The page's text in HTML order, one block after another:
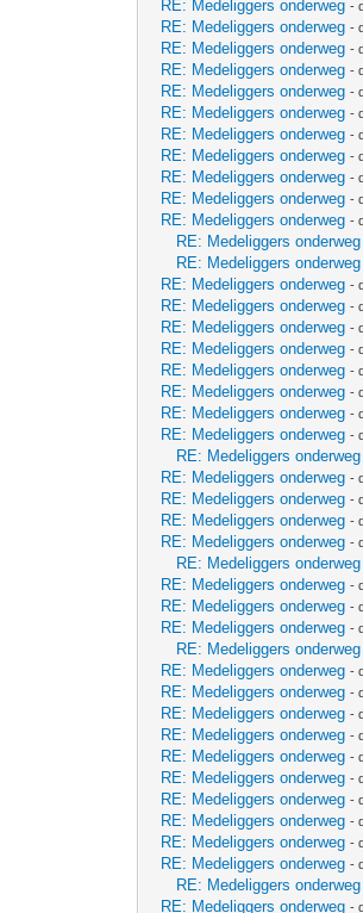
RE: Medeliggers onderweg -
RE: Medeliggers onderweg -
RE: Medeliggers onderweg -
RE: Medeliggers onderweg -
RE: Medeliggers onderweg -
RE: Medeliggers onderweg -
RE: Medeliggers onderweg -
RE: Medeliggers onderweg -
RE: Medeliggers onderweg -
RE: Medeliggers onderweg -
RE: Medeliggers onderweg -
RE: Medeliggers onderweg
RE: Medeliggers onderweg
RE: Medeliggers onderweg -
RE: Medeliggers onderweg -
RE: Medeliggers onderweg -
RE: Medeliggers onderweg -
RE: Medeliggers onderweg -
RE: Medeliggers onderweg -
RE: Medeliggers onderweg -
RE: Medeliggers onderweg -
RE: Medeliggers onderweg
RE: Medeliggers onderweg -
RE: Medeliggers onderweg -
RE: Medeliggers onderweg -
RE: Medeliggers onderweg -
RE: Medeliggers onderweg
RE: Medeliggers onderweg -
RE: Medeliggers onderweg -
RE: Medeliggers onderweg -
RE: Medeliggers onderweg
RE: Medeliggers onderweg -
RE: Medeliggers onderweg -
RE: Medeliggers onderweg -
RE: Medeliggers onderweg -
RE: Medeliggers onderweg -
RE: Medeliggers onderweg -
RE: Medeliggers onderweg -
RE: Medeliggers onderweg -
RE: Medeliggers onderweg -
RE: Medeliggers onderweg -
RE: Medeliggers onderweg
RE: Medeliggers onderweg -